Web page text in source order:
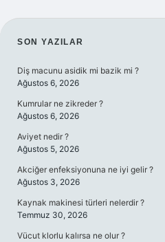
SIDEBAR
SON YAZILAR
Diş macunu asidik mi bazik mi ?
Ağustos 6, 2026
Kumrular ne zikreder ?
Ağustos 6, 2026
Aviyet nedir ?
Ağustos 5, 2026
Akciğer enfeksiyonuna ne iyi gelir ?
Ağustos 3, 2026
Kaynak makinesi türleri nelerdir ?
Temmuz 30, 2026
Vücut klorlu kalırsa ne olur ?